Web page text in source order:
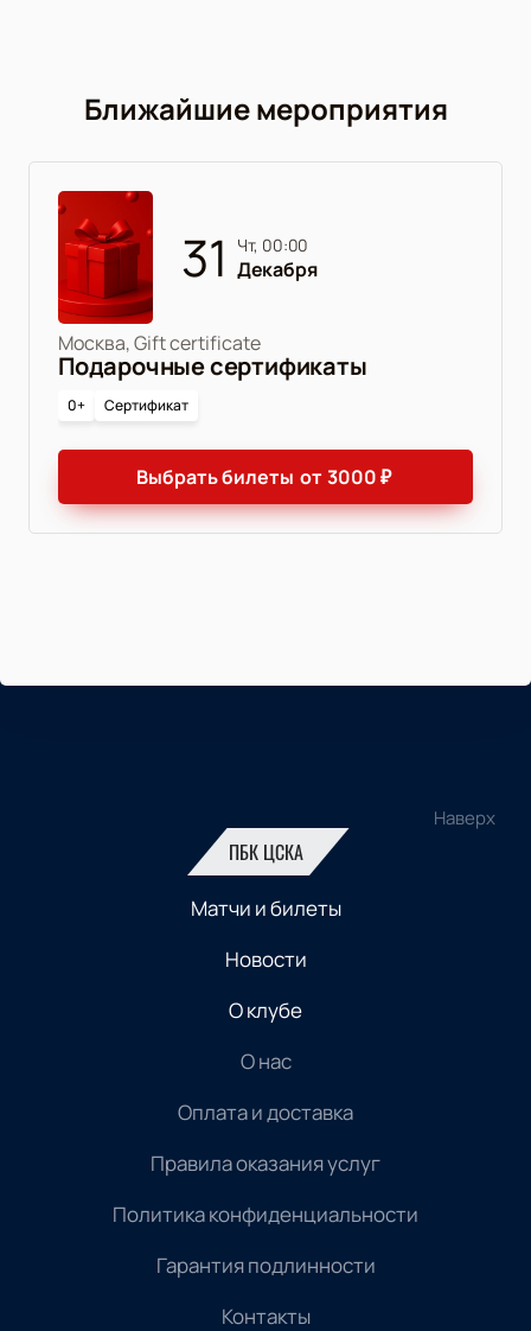
Ближайшие мероприятия
31 чт, 00:00
Декабря
Москва, Gift certificate
Подарочные сертификаты
0+ Сертификат
Выбрать билеты от 3000₽
Наверх
ПБК ЦСКА
Матчи и билеты
Новости
О клубе
О нас
Оплата и доставка
Правила оказания услуг
Политика конфиденциальности
Гарантия подлинности
Контакты